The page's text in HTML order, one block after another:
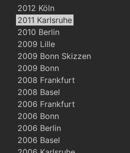
2012 Köln
2011 Karlsruhe
2010 Berlin
2009 Lille
2009 Bonn Skizzen
2009 Bonn
2008 Frankfurt
2008 Basel
2006 Frankfurt
2006 Bonn
2006 Berlin
2006 Basel